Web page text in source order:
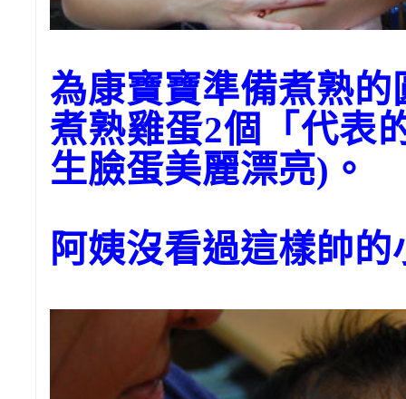
為康寶寶準備煮熟
煮熟雞蛋2個「代表
生臉蛋美麗漂亮)。
阿姨沒看過這樣帥的